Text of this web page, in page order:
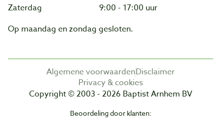
Zaterdag
9:00 - 17:00 uur
Op maandag en zondag gesloten.
Algemene voorwaardenDisclaimer
Privacy & cookies
Copyright © 2003 - 2026 Baptist Arnhem BV
Beoordeling door klanten: